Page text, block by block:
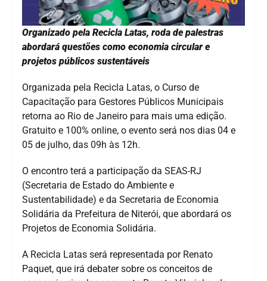
Organizado pela Recicla Latas, roda de palestras
abordará questões como economia circular e
projetos públicos sustentáveis
Organizada pela Recicla Latas, o Curso de
Capacitação para Gestores Públicos Municipais
retorna ao Rio de Janeiro para mais uma edição.
Gratuito e 100% online, o evento será nos dias 04 e
05 de julho, das 09h às 12h.
O encontro terá a participação da SEAS-RJ
(Secretaria de Estado do Ambiente e
Sustentabilidade) e da Secretaria de Economia
Solidária da Prefeitura de Niterói, que abordará os
Projetos de Economia Solidária.
A Recicla Latas será representada por Renato
Paquet, que irá debater sobre os conceitos de